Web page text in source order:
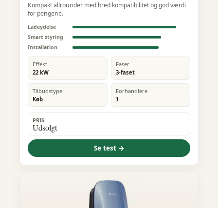
Kompakt allrounder med bred kompatibilitet og god værdi
for pengene.
Ladeydelse
Smart styring
Installation
Effekt
22 kW
Faser
3-faset
Tilbudstype
Køb
Forhandlere
1
PRIS
Udsolgt
Se test →